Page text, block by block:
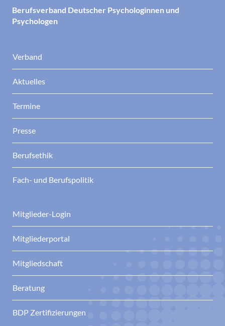
Berufsverband Deutscher Psychologinnen und
Psychologen
Verband
Aktuelles
Termine
Presse
Berufsethik
Fach- und Berufspolitik
Mitglieder-Login
Mitgliederportal
Mitgliedschaft
Beratung
BDP Zertifizierungen